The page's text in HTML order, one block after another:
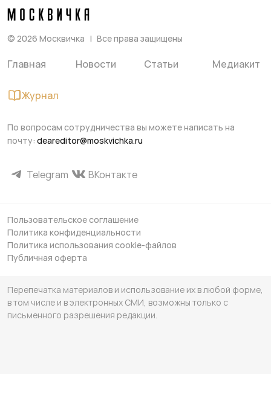
© 2026 Москвичка Все права защищены
Главная Новости Статьи Медиакит
Журнал
По вопросам сотрудничества вы можете написать на
почту: deareditor@moskvichka.ru
Telegram ВКонтакте
Пользовательское соглашение
Политика конфиденциальности
Политика использования cookie-файлов
Публичная оферта
Перепечатка материалов и использование их в любой форме,
в том числе и в электронных СМИ, возможны только с
письменного разрешения редакции.